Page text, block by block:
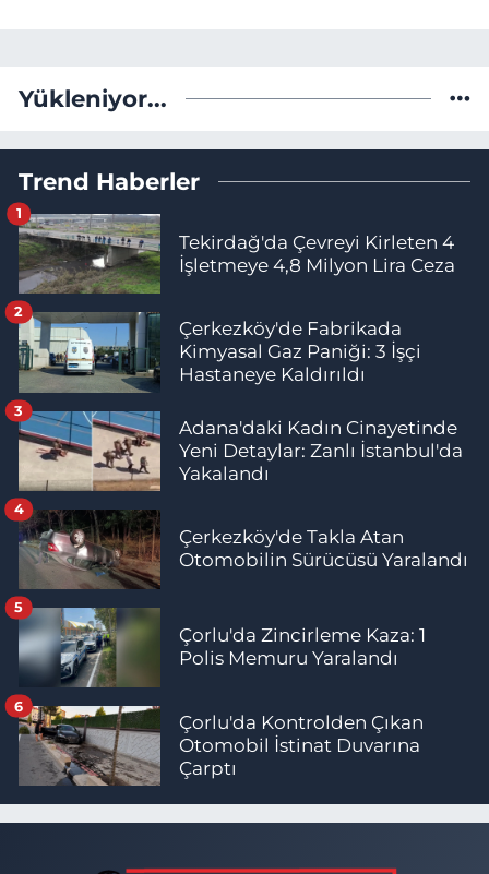
Yükleniyor...
Trend Haberler
Tekirdağ'da Çevreyi Kirleten 4
İşletmeye 4,8 Milyon Lira Ceza
1
Çerkezköy'de Fabrikada
Kimyasal Gaz Paniği: 3 İşçi
Hastaneye Kaldırıldı
2
Adana'daki Kadın Cinayetinde
Yeni Detaylar: Zanlı İstanbul'da
Yakalandı
3
Çerkezköy'de Takla Atan
Otomobilin Sürücüsü Yaralandı
4
Çorlu'da Zincirleme Kaza: 1
Polis Memuru Yaralandı
5
Çorlu'da Kontrolden Çıkan
Otomobil İstinat Duvarına
Çarptı
6